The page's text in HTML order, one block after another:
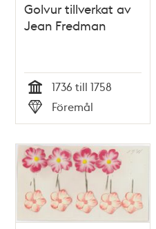
Golvur tillverkat av
Jean Fredman
Tid
1736 till 1758
Typ
Föremål